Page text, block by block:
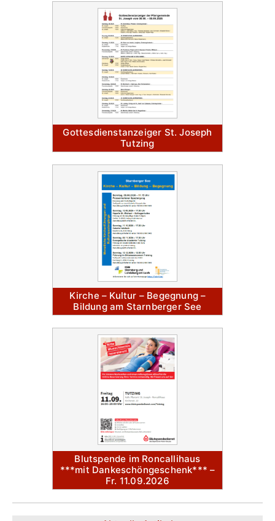
Gottesdienstanzeiger St. Joseph
Tutzing
Kirche – Kultur – Begegnung –
Bildung am Starnberger See
Blutspende im Roncallihaus
***mit Dankeschöngeschenk*** –
Fr. 11.09.2026